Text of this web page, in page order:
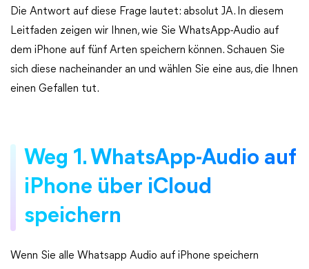
Die Antwort auf diese Frage lautet: absolut JA. In diesem
Leitfaden zeigen wir Ihnen, wie Sie WhatsApp-Audio auf
dem iPhone auf fünf Arten speichern können. Schauen Sie
sich diese nacheinander an und wählen Sie eine aus, die Ihnen
einen Gefallen tut.
Weg 1. WhatsApp-Audio auf
iPhone über iCloud
speichern
Wenn Sie alle Whatsapp Audio auf iPhone speichern